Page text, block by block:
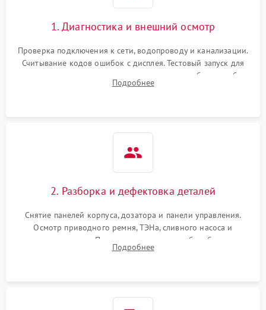
1. Диагностика и внешний осмотр
Проверка подключения к сети, водопроводу и канализации.
Считывание кодов ошибок с дисплея. Тестовый запуск для
выявления посторонних шумов, протечек или сбоев в работе
электронного модуля управления.
Подробнее
2. Разборка и дефектовка деталей
Снятие панелей корпуса, дозатора и панели управления.
Осмотр приводного ремня, ТЭНа, сливного насоса и
амортизаторов. Проверка подшипников барабана и
крестовины на износ, а манжеты люка на разрывы.
Подробнее